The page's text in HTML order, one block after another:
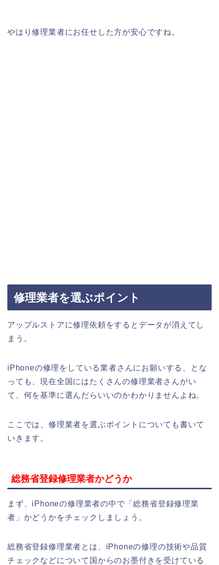
やはり修理業者にお任せした方が安心ですね。
修理業者を選ぶポイント
アップルストアに修理依頼をするとデータが消えてし
まう。
iPhoneの修理をしている業者さんにお願いする、とな
っても、現在全国にはたくさんの修理業者さんがい
て、何を基準に選んだらいいのかわかりませんよね。
ここでは、修理業者を選ぶポイントについても書いて
いきます。
総務省登録修理業者かどうか
まず、iPhoneの修理業者の中で「総務省登録修理業
者」かどうかをチェックしましょう。
総務省登録修理業者とは、iPhoneの修理の技術や品質
チェックなどについて国からのお墨付きを受けている